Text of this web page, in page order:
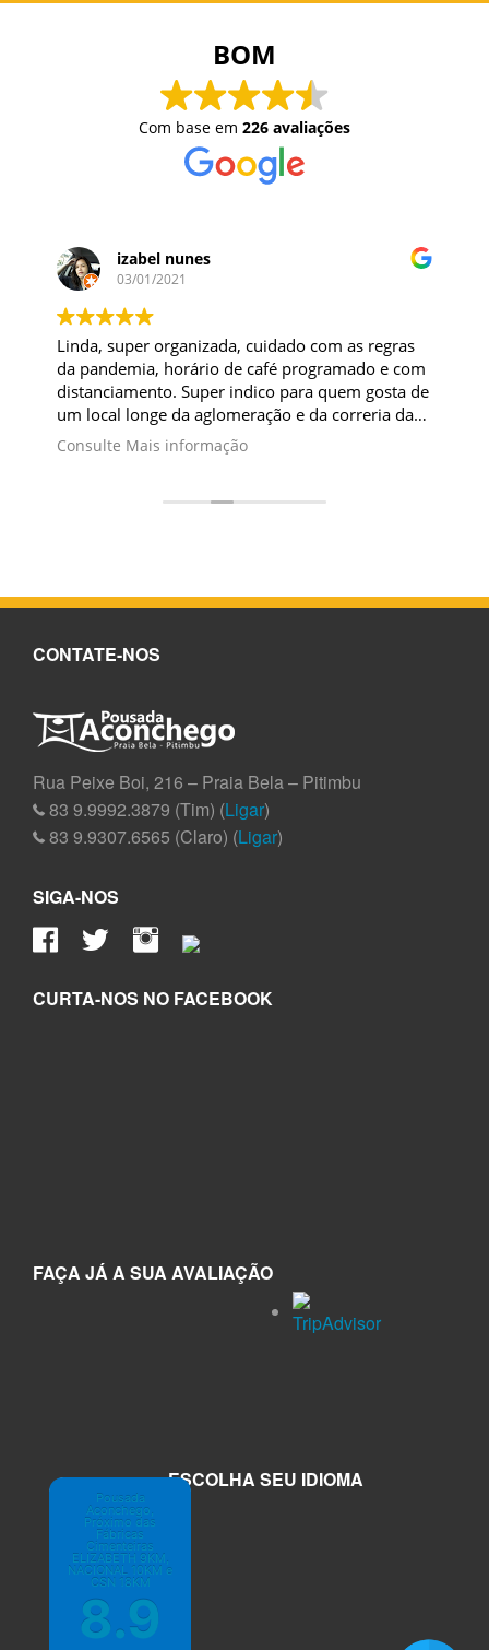
BOM
Com base em 226 avaliações
izabel nunes
03/01/2021
Linda, super organizada, cuidado com as regras
da pandemia, horário de café programado e com
distanciamento. Super indico para quem gosta de
um local longe da aglomeração e da correria da
cidade. A pousada se localiza em local afastado e
tranquilo. Muito bom gosto na decoração e
Consulte Mais informação
CONTATE-NOS
Rua Peixe Boi, 216 – Praia Bela – Pitimbu
83 9.9992.3879 (Tim) (Ligar)
83 9.9307.6565 (Claro) (Ligar)
SIGA-NOS
CURTA-NOS NO FACEBOOK
FAÇA JÁ A SUA AVALIAÇÃO
Pousada
Aconchego,
Próximo das
Fábricas
Cimenteiras
ELIZABETH 9KM,
NACIONAL 10KM e
CSN 18KM
8.9
ESCOLHA SEU IDIOMA